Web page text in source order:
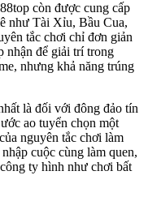
còn được cung cấp
như Tài Xỉu, Bầu Cua,
tắc chơi chỉ đơn giản
nhận để giải trí trong
nhưng khả năng trúng
là đối với đông đảo tín
ao tuyển chọn một
nguyên tắc chơi làm
cuộc cùng làm quen,
ty hình như chơi bất